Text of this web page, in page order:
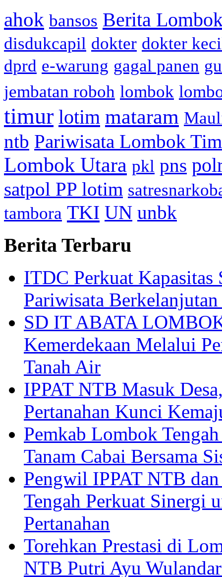
ahok bansos Berita
disdukcapil dokter dokter
dprd e-warung gagal panen
jembatan roboh lombok
timur lotim mataram
ntb Pariwisata Lombok
Lombok Utara pkl pns
satpol PP lotim
tambora TKI UN unbk
Berita Terbaru
ITDC Perkuat
Pariwisata
SD IT ABATA
Kemerdekaan Melalui
Tanah Air
IPPAT NTB Masuk
Pertanahan Kunci
Pemkab Lombok
Tanam Cabai Bersama
Pengwil IPPAT NTB
Tengah Perkuat Sinergi
Pertanahan
Torehkan Prestasi di
NTB Putri Ayu